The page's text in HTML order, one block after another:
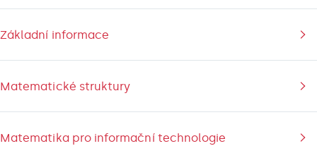
Základní informace
Matematické struktury
Matematika pro informační technologie